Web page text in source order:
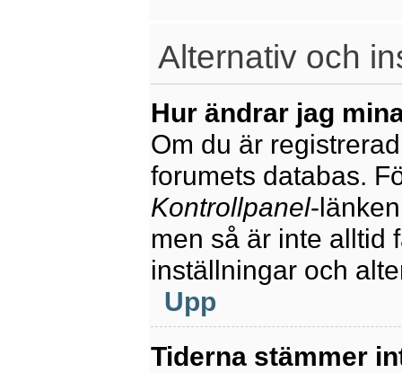
Alternativ och
Hur ändrar jag
Om du är
forumets databas.
Kontrollpanel-
men så är inte alltid
inställningar och
Upp
Tiderna stämmer